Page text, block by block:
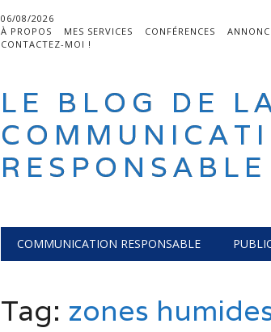
06/08/2026
À PROPOS
MES SERVICES CONFÉRENCES
CONTACTEZ-MOI !
LE BLOG DE
RESPONSABLE
Main menu
COMMUNICATION RESPONSABLE
Tag: zones